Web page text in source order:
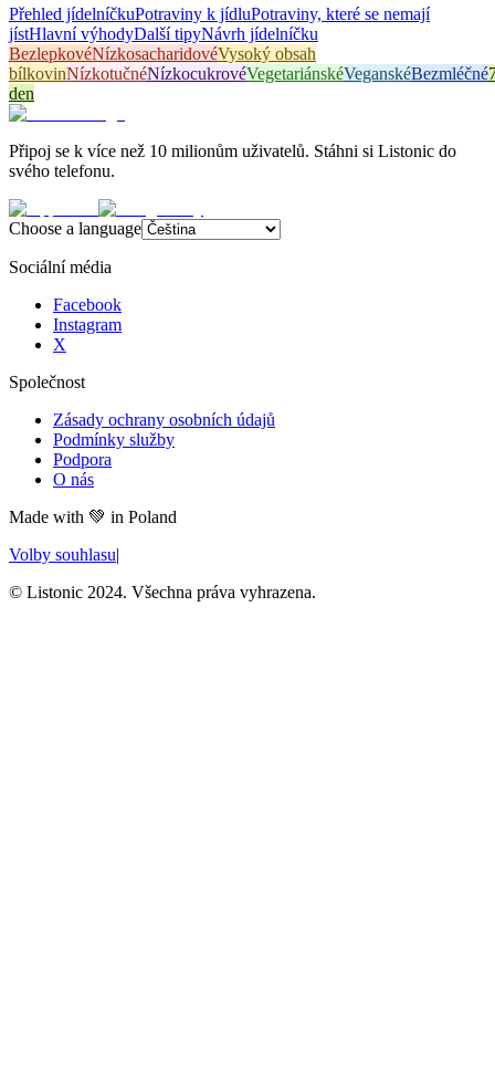
Přehled jídelníčkuPotraviny k jídluPotraviny, které se nemají
jístHlavní výhodyDalší tipyNávrh jídelníčku
BezlepkovéNízkosacharidovéVysoký obsah
bílkovinNízkotučnéNízkocukrovéVegetariánskéVeganskéBezmléčné
den
Připoj se k více než 10 milionům uživatelů. Stáhni si Listonic do
svého telefonu.
Choose a language
Sociální média
Facebook
Instagram
X
Společnost
Zásady ochrany osobních údajů
Podmínky služby
Podpora
O nás
Made with 💚 in Poland
Volby souhlasu|
© Listonic 2024. Všechna práva vyhrazena.